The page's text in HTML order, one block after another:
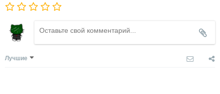
Лучшие